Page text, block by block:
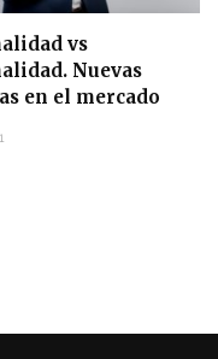
vs
Nuevas
en el mercado